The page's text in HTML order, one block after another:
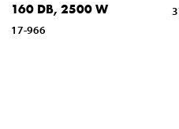
160 DB, 2500 W
17-966